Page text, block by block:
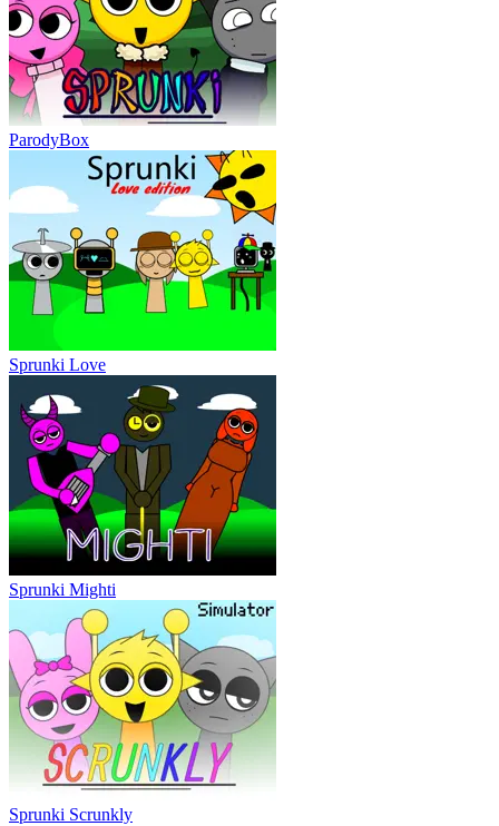
ParodyBox
Sprunki Love
Sprunki Mighti
Sprunki Scrunkly